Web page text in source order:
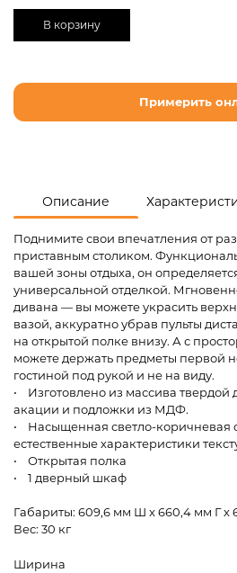
Примерить
Описание
Поднимите свои впечатления от
приставным столиком.
вашей зоны отдыха, он
универсальной отделкой.
дивана — вы можете украсить
вазой, аккуратно убрав пульты
на открытой полке внизу. А с
можете держать предметы первой
гостиной под рукой и не на виду.
• Изготовлено из массива
акации и подложки из МДФ.
• Насыщенная светло-коричневая
естественные характеристики
• Открытая полка
• 1 дверный шкаф
Габариты: 609,6 мм Ш x 660,4 мм Г x
Вес: 30 кг
Ширина
В корзину